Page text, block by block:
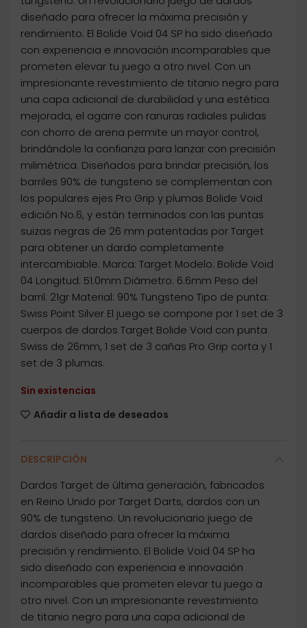
diseñado para ofrecer la máxima precisión y
rendimiento. El Bolide Void 04 SP ha sido diseñado
con experiencia e innovación incomparables que
prometen elevar tu juego a otro nivel. Con un
impresionante revestimiento de titanio negro para
una capa adicional de durabilidad y una estética
mejorada, el agarre con ranuras radiales pulidas
con chorro de arena permite un mayor control,
brindándole la confianza para lanzar con precisión
milimétrica. Diseñados para brindar precisión, los
barriles 90% de tungsteno se complementan con
los populares ejes Pro Grip y plumas Bolide Void
edición No.6, y están terminados con las puntas
suizas negras de 26 mm patentadas por Target
para obtener un dardo completamente
intercambiable. Marca: Target Modelo: Bolide Void
04 Longitud: 51.0mm Diámetro: 6.6mm Peso del
barril: 21gr Material: 90% Tungsteno Tipo de punta:
Swiss Point Silver El juego se compone por 1 set de 3
cuerpos de dardos Target Bolide Void con punta
Swiss de 26mm, 1 set de 3 cañas Pro Grip corta y 1
set de 3 plumas.
Sin existencias
Añadir a lista de deseados
DESCRIPCIÓN
Dardos Target de última generación, fabricados
en Reino Unido por Target Darts, dardos con un
90% de tungsteno. Un revolucionario juego de
dardos diseñado para ofrecer la máxima
precisión y rendimiento. El Bolide Void 04 SP ha
sido diseñado con experiencia e innovación
incomparables que prometen elevar tu juego a
otro nivel. Con un impresionante revestimiento
de titanio negro para una capa adicional de